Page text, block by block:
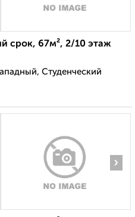
срок, 67м², 2/10 этаж
Студенческий
›